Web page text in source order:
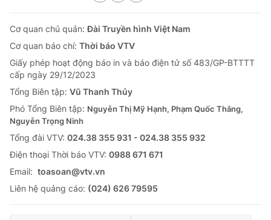
Cơ quan chủ quản:Đài Truyền hình Việt Nam
Cơ quan báo chí: Thời báo VTV
Giấy phép hoạt động báo in và báo điện tử số 483/GP-BTTTT
cấp ngày 29/12/2023
Tổng Biên tập: Vũ Thanh Thủy
Phó Tổng Biên tập: Nguyễn Thị Mỹ Hạnh, Phạm Quốc Thắng,
Nguyễn Trọng Ninh
Tổng đài VTV: 024.38 355 931 - 024.38 355 932
Ðiện thoại Thời báo VTV: 0988 671 671
Email: toasoan@vtv.vn
Liên hệ quảng cáo: (024) 626 79595